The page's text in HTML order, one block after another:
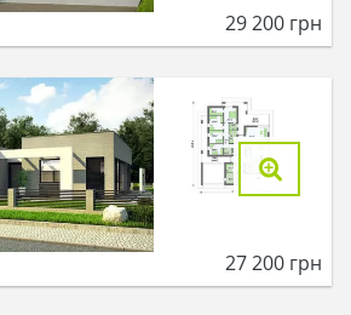
29 200 грн
27 200 грн